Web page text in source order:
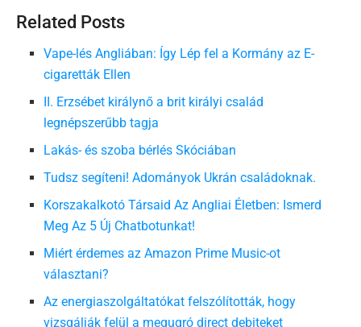
Related Posts
Vape-lés Angliában: Így Lép fel a Kormány az E-
cigaretták Ellen
II. Erzsébet királynő a brit királyi család
legnépszerűbb tagja
Lakás- és szoba bérlés Skóciában
Tudsz segíteni! Adományok Ukrán családoknak.
Korszakalkotó Társaid Az Angliai Életben: Ismerd
Meg Az 5 Új Chatbotunkat!
Miért érdemes az Amazon Prime Music-ot
választani?
Az energiaszolgáltatókat felszólították, hogy
vizsgálják felül a megugró direct debiteket